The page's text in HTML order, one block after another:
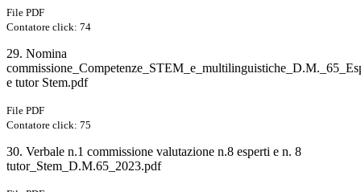
File PDF
Contatore click: 74
29. Nomina
e tutor Stem.pdf
File PDF
Contatore click: 75
30. Verbale n.1 commissione valutazione n.8 esperti e n. 8
tutor_Stem_D.M.65_2023.pdf